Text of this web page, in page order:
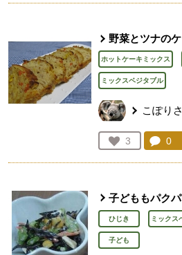
野菜とツナの
ホットケーキミックス
ミックスベジタブル
こぽり
お気に入り登
3
人が登録
コ
0
子どももパク
ひじき ミックス
子ども